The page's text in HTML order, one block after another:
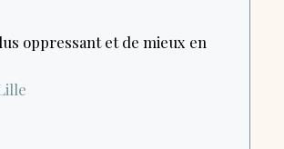
oppressant et de mieux en